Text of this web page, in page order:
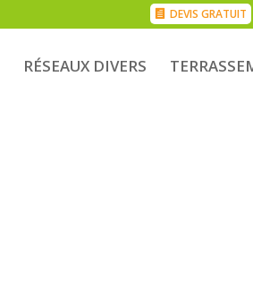
DEVIS GRATUIT
RÉSEAUX DIVERS